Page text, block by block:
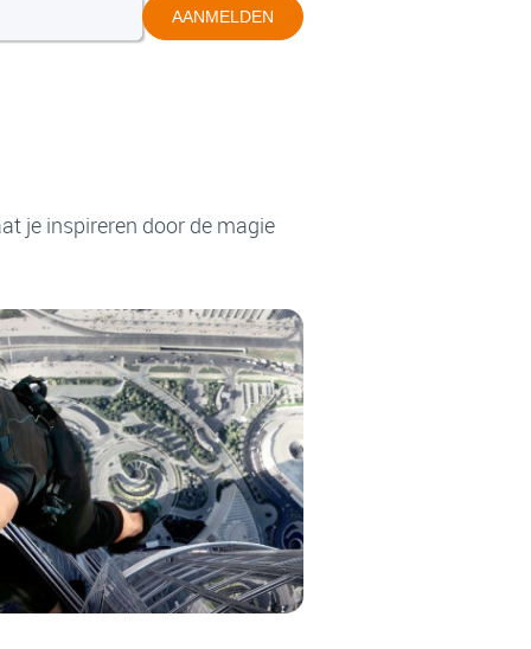
AANMELDEN
je inspireren door de magie